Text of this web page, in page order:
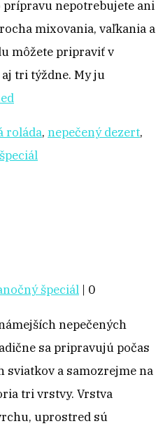
nepotrebujete ani
mixovania, vaľkania a
môžete pripraviť v
tri týždne. My ju
roláda, nepečený dezert,
špeciál | 0
nepečených
sa pripravujú počas
sviatkov a samozrejme na
tri vrstvy. Vrstva
uprostred sú